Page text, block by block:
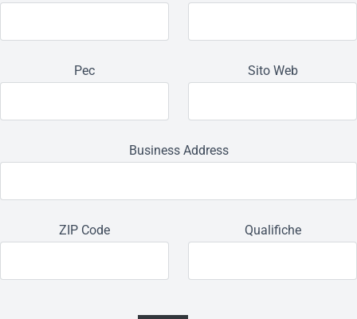
Pec Sito Web
Business Address
ZIP Code Qualifiche